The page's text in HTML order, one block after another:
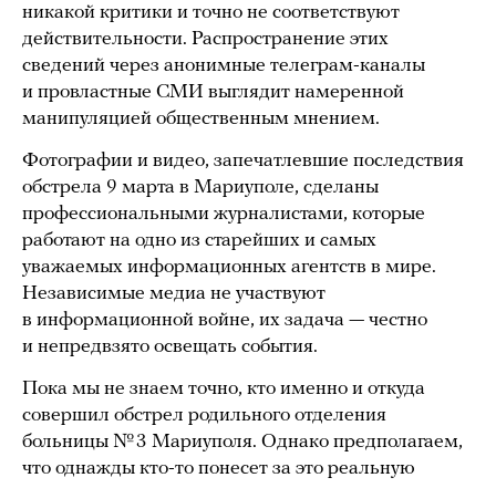
никакой критики и точно не соответствуют
действительности. Распространение этих
сведений через анонимные телеграм-каналы
и провластные СМИ выглядит намеренной
манипуляцией общественным мнением.
Фотографии и видео, запечатлевшие последствия
обстрела 9 марта в Мариуполе, сделаны
профессиональными журналистами, которые
работают на одно из старейших и самых
уважаемых информационных агентств в мире.
Независимые медиа не участвуют
в информационной войне, их задача — честно
и непредвзято освещать события.
Пока мы не знаем точно, кто именно и откуда
совершил обстрел родильного отделения
больницы № 3 Мариуполя. Однако предполагаем,
что однажды кто-то понесет за это реальную